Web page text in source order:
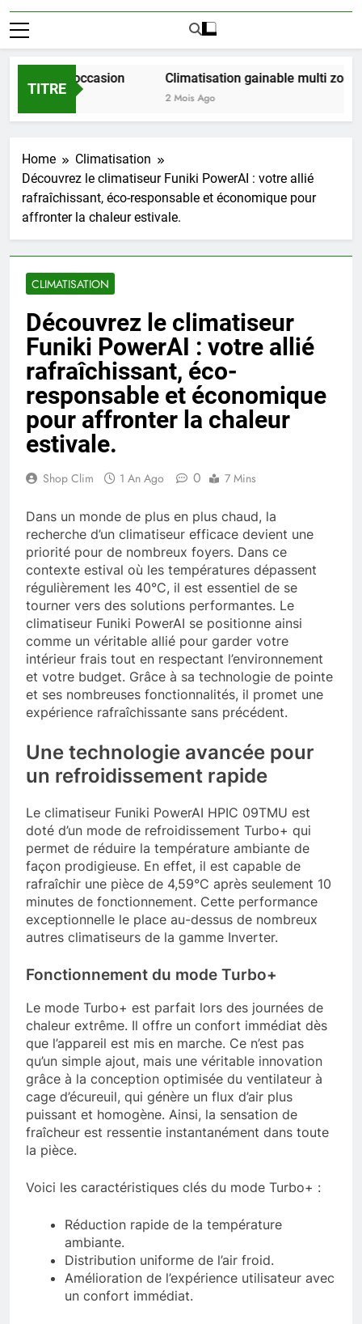
TITRE
d occasion Climatisation gainable multi zones :
2 Mois Ago
Home
Climatisation
Découvrez le climatiseur Funiki PowerAI : votre allié
rafraîchissant, éco-responsable et économique pour
affronter la chaleur estivale.
CLIMATISATION
Découvrez le climatiseur
Funiki PowerAI : votre allié
rafraîchissant, éco-
responsable et économique
pour affronter la chaleur
estivale.
Shop Clim 1 An Ago 0 7 Mins
Dans un monde de plus en plus chaud, la
recherche d’un climatiseur efficace devient une
priorité pour de nombreux foyers. Dans ce
contexte estival où les températures dépassent
régulièrement les 40°C, il est essentiel de se
tourner vers des solutions performantes. Le
climatiseur Funiki PowerAI se positionne ainsi
comme un véritable allié pour garder votre
intérieur frais tout en respectant l’environnement
et votre budget. Grâce à sa technologie de pointe
et ses nombreuses fonctionnalités, il promet une
expérience rafraîchissante sans précédent.
Une technologie avancée pour
un refroidissement rapide
Le climatiseur Funiki PowerAI HPIC 09TMU est
doté d’un mode de refroidissement Turbo+ qui
permet de réduire la température ambiante de
façon prodigieuse. En effet, il est capable de
rafraîchir une pièce de 4,59°C après seulement 10
minutes de fonctionnement. Cette performance
exceptionnelle le place au-dessus de nombreux
autres climatiseurs de la gamme Inverter.
Fonctionnement du mode Turbo+
Le mode Turbo+ est parfait lors des journées de
chaleur extrême. Il offre un confort immédiat dès
que l’appareil est mis en marche. Ce n’est pas
qu’un simple ajout, mais une véritable innovation
grâce à la conception optimisée du ventilateur à
cage d’écureuil, qui génère un flux d’air plus
puissant et homogène. Ainsi, la sensation de
fraîcheur est ressentie instantanément dans toute
la pièce.
Voici les caractéristiques clés du mode Turbo+ :
Réduction rapide de la température
ambiante.
Distribution uniforme de l’air froid.
Amélioration de l’expérience utilisateur avec
un confort immédiat.